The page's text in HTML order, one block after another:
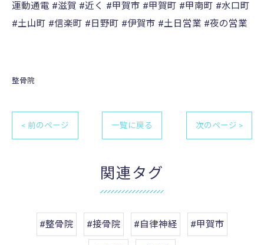
運動通電 #滋賀 #近く #甲賀市 #甲賀町 #甲南町 #水口町
#土山町 #信楽町 #日野町 #伊賀市 #土日営業 #夜の営業
整骨院
< 前のページ 一覧に戻る 次のページ >
関連タグ
#整骨院 #接骨院 #自律神経 #甲賀市